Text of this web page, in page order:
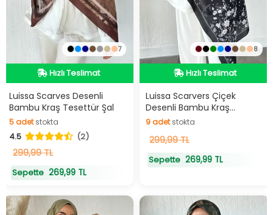
7
Hızlı Teslimat
Hızlı Teslimat
Luissa Scarves Desenli
Bambu Kraş Tesettür Şal
5adetstokta
5adetstokta
4.5 (2)
299,99 TL
Sepette 269,99 TL
8
Hızlı Teslimat
Hızlı Teslimat
Luissa Scarvers Çiçek
Desenli Bambu Kraş
Tesettür Şal
9adetstokta
9adetstokta
299,99 TL
Sepette 269,99 TL